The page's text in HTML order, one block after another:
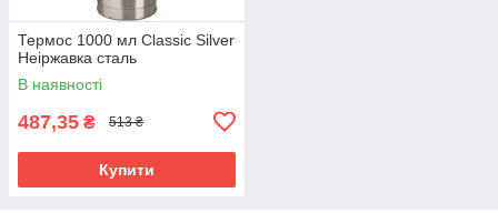
Термос 1000 мл Classic Silver
Неіржавка сталь
В наявності
487,35 ₴ 513 ₴
Купити